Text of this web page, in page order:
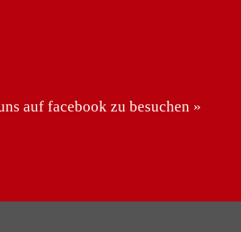
auf facebook zu besuchen »